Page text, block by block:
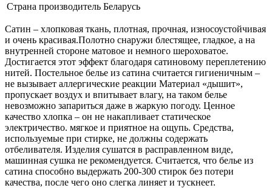
Страна производитель Беларусь
Сатин – хлопковая ткань, плотная, прочная, износоустойчивая
и очень красивая.Полотно снаружи блестящее, гладкое, а на
внутренней стороне матовое и немного шероховатое.
Достигается этот эффект благодаря сатиновому переплетению
нитей. Постельное белье из сатина считается гигиеничным –
не вызывает аллергические реакции Материал «дышит»,
пропускает воздух и впитывает влагу, на таком белье
невозможно запариться даже в жаркую погоду. Ценное
качество хлопка – он не накапливает статическое
электричество. мягкое и приятное на ощупь. Средства,
используемые при стирке, не должны содержать
отбеливателя. Изделия сушатся в расправленном виде,
машинная сушка не рекомендуется. Считается, что белье из
сатина способно выдержать 200-300 стирок без потери
качества, после чего оно слегка линяет и тускнеет.